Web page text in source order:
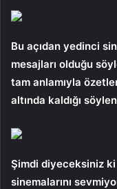
Bu açıdan yedinci
mesajları olduğu
tam anlamıyla
altında kaldığı
Şimdi diyeceksiniz
sinemalarını